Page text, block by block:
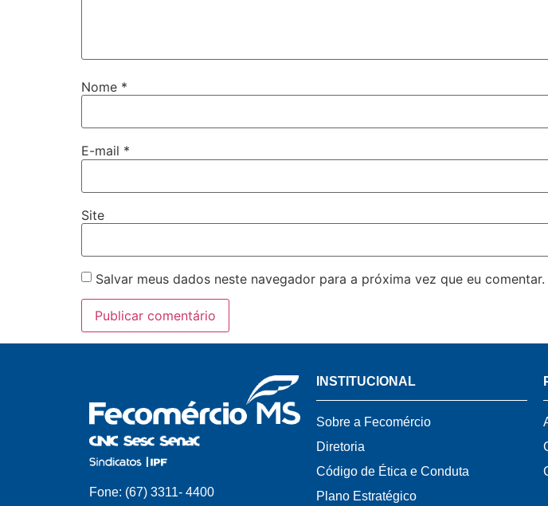
Nome *
E-mail *
Site
Salvar meus dados neste navegador para a próxima vez que eu comentar.
Fone: (67) 3311- 4400
INSTITUCIONAL
Sobre a Fecomércio
Diretoria
Código de Ética e Conduta
Plano Estratégico